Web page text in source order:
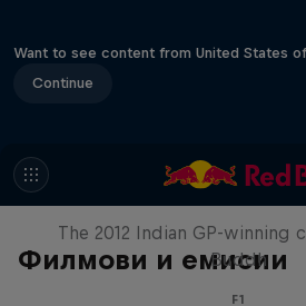
Want to see content from United States
Continue
Филмови и емисии
F1 Car Returns
The 2012 Indian GP-winning
Buddh
F1